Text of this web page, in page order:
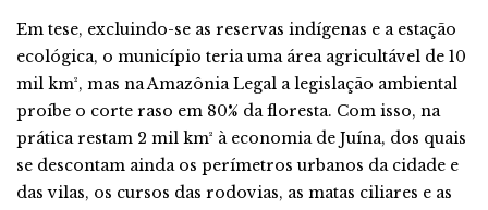
Em tese, excluindo-se as reservas indígenas e a estação
ecológica, o município teria uma área agricultável de 10
mil km², mas na Amazônia Legal a legislação ambiental
proíbe o corte raso em 80% da floresta. Com isso, na
prática restam 2 mil km² à economia de Juína, dos quais
se descontam ainda os perímetros urbanos da cidade e
das vilas, os cursos das rodovias, as matas ciliares e as